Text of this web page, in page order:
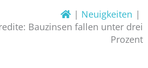
Neuigkeiten
Bauzinsen fallen unter drei
Prozent